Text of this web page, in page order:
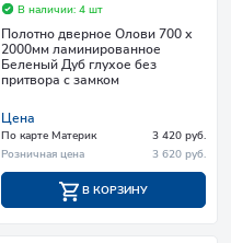
В наличии: 4 шт
Полотно дверное Олови 700 х
2000мм ламинированное
Беленый Дуб глухое без
притвора с замком
Цена
По карте Материк
3 420 руб.
Розничная цена
3 620 руб.
В КОРЗИНУ